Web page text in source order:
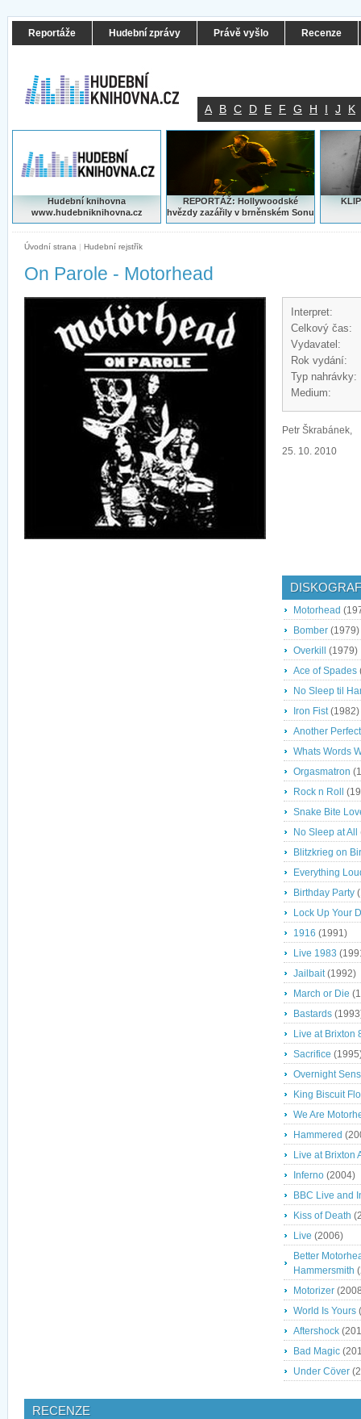
Reportáže Hudební zprávy Právě vyšlo Recenze
A B C D E F G H I J K
Hudební knihovna
www.hudebniknihovna.cz
REPORTÁŽ: Hollywoodské
hvězdy zazářily v brněnském Sonu
Úvodní strana | Hudební rejstřík
On Parole - Motorhead
Interpret:
Celkový čas:
Vydavatel:
Rok vydání:
Typ nahrávky:
Medium:
Petr Škrabánek,
25. 10. 2010
Motorhead
Bomber (1979)
Overkill
(1979)
Ace of Spades
No Sleep til
Iron Fist(1982)
Another
Whats Words
Orgasmatron
Rock n Roll
Snake Bite
No Sleep at All
Blitzkrieg on
Everything
Birthday Party
Lock Up Your
1916 (1991)
Live 1983
Jailbait(1992)
March or Die
Bastards
Live at Brixton
Sacrifice
Overnight
King Biscuit
We Are
Hammered
Live at Brixton
Inferno (2004)
BBC Live and
Kiss of Death
Live (2006)
Better
Hammersmith
Motorizer
World Is Yours
Aftershock
Bad Magic
Under Cöver
RECENZE